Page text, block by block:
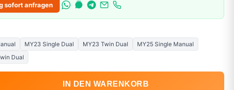
sofort anfragen
MY23 Single Dual MY23 Twin Dual
MY25 Single Manual
Dual
IN DEN WARENKORB